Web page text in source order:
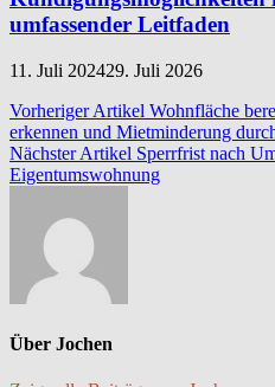
umfassender Leitfaden
11. Juli 202429. Juli 2026
Beitragsnavigation
Vorheriger Artikel Wohnfläche
erkennen und Mietminderung
Nächster Artikel Sperrfrist nach
Eigentumswohnung
Über Jochen